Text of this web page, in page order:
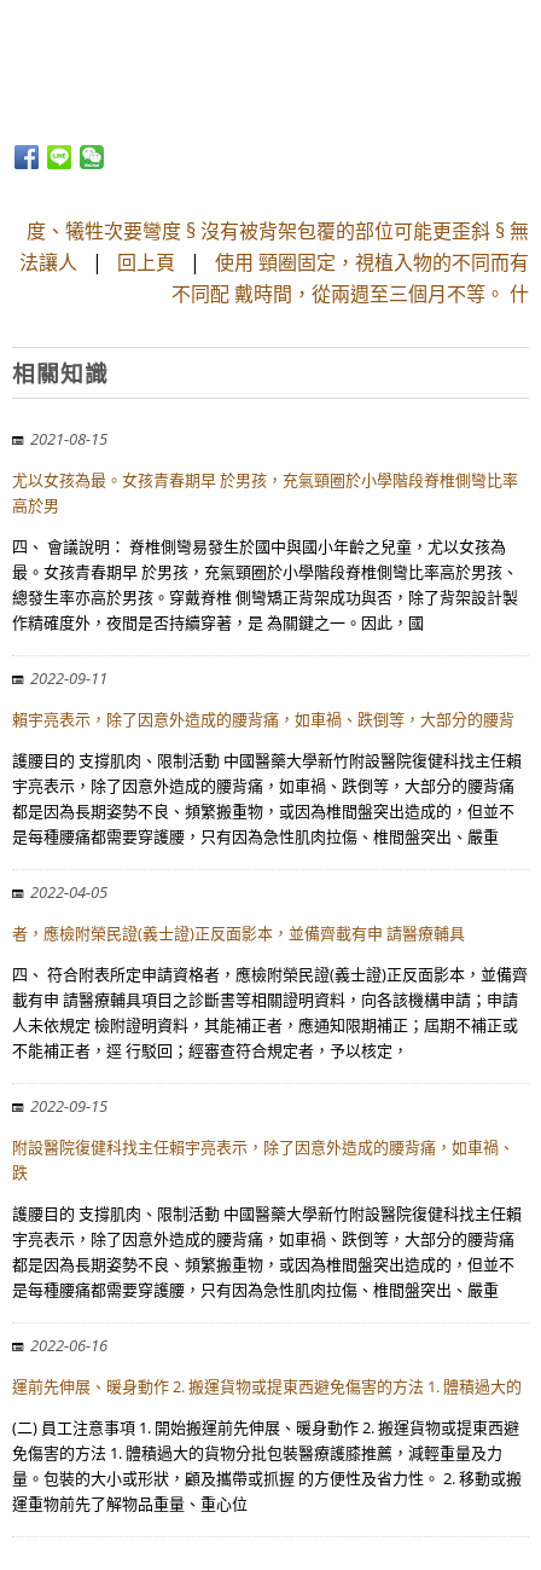
度、犧牲次要彎度 § 沒有被背架包覆的部位可能更歪斜 § 無
法讓人 | 回上頁 | 使用 頸圈固定，視植入物的不同而有
不同配 戴時間，從兩週至三個月不等。 什
相關知識
2021-08-15
尤以女孩為最。女孩青春期早 於男孩，充氣頸圈於小學階段脊椎側彎比率
高於男
四、 會議說明： 脊椎側彎易發生於國中與國小年齡之兒童，尤以女孩為
最。女孩青春期早 於男孩，充氣頸圈於小學階段脊椎側彎比率高於男孩、
總發生率亦高於男孩。穿戴脊椎 側彎矯正背架成功與否，除了背架設計製
作精確度外，夜間是否持續穿著，是 為關鍵之一。因此，國
2022-09-11
賴宇亮表示，除了因意外造成的腰背痛，如車禍、跌倒等，大部分的腰背
護腰目的 支撐肌肉、限制活動 中國醫藥大學新竹附設醫院復健科找主任賴
宇亮表示，除了因意外造成的腰背痛，如車禍、跌倒等，大部分的腰背痛
都是因為長期姿勢不良、頻繁搬重物，或因為椎間盤突出造成的，但並不
是每種腰痛都需要穿護腰，只有因為急性肌肉拉傷、椎間盤突出、嚴重
2022-04-05
者，應檢附榮民證(義士證)正反面影本，並備齊載有申 請醫療輔具
四、 符合附表所定申請資格者，應檢附榮民證(義士證)正反面影本，並備齊
載有申 請醫療輔具項目之診斷書等相關證明資料，向各該機構申請；申請
人未依規定 檢附證明資料，其能補正者，應通知限期補正；屆期不補正或
不能補正者，逕 行駁回；經審查符合規定者，予以核定，
2022-09-15
附設醫院復健科找主任賴宇亮表示，除了因意外造成的腰背痛，如車禍、
跌
護腰目的 支撐肌肉、限制活動 中國醫藥大學新竹附設醫院復健科找主任賴
宇亮表示，除了因意外造成的腰背痛，如車禍、跌倒等，大部分的腰背痛
都是因為長期姿勢不良、頻繁搬重物，或因為椎間盤突出造成的，但並不
是每種腰痛都需要穿護腰，只有因為急性肌肉拉傷、椎間盤突出、嚴重
2022-06-16
運前先伸展、暖身動作 2. 搬運貨物或提東西避免傷害的方法 1. 體積過大的
(二) 員工注意事項 1. 開始搬運前先伸展、暖身動作 2. 搬運貨物或提東西避
免傷害的方法 1. 體積過大的貨物分批包裝醫療護膝推薦，減輕重量及力
量。包裝的大小或形狀，顧及攜帶或抓握 的方便性及省力性。 2. 移動或搬
運重物前先了解物品重量、重心位